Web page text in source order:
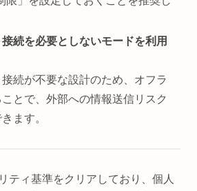
続を必要としないモードを利用
続が不要な設計のため、オフラ
とで、外部への情報送信リスク
ます。
ティ基準をクリアしており、個人